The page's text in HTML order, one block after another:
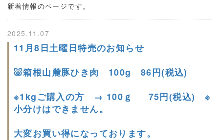
新着情報のページです。
2025.11.07
11月8日土曜日特売のお知らせ
🐷箱根山麓豚ひき肉 100g 86円(税込)
※1kgご購入の方 → 100ｇ 75円(税込) ※
小分けはできません。
大変お買い得になっております。